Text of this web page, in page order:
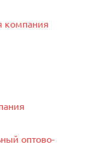
компания
оптово-